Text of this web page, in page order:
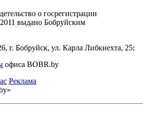
о госрегистрации
выдано Бобруйским
г. Бобруйск, ул. Карла Либкнехта, 25;
офиса BOBR.by
Реклама